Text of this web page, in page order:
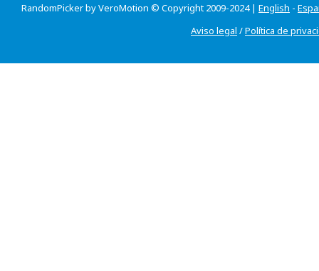
RandomPicker by VeroMotion © Copyright 2009-2024 | English -
Aviso legal /Política de